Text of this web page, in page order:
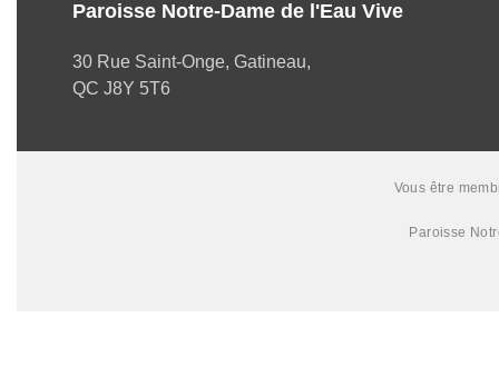
Paroisse Notre-Dame de l'Eau Vive
30 Rue Saint-Onge, Gatineau,
QC J8Y 5T6
Vous être
Paroisse